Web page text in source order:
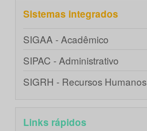
Sistemas integrados
SIGAA - Acadêmico
SIPAC - Administrativo
SIGRH - Recursos Humanos
Links rápidos